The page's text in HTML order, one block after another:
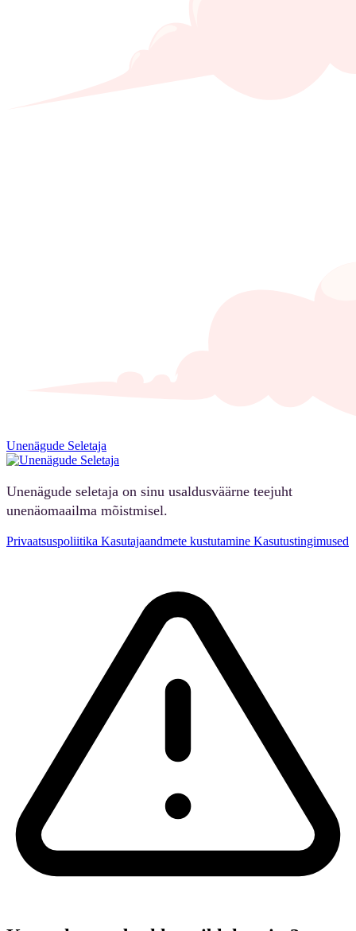
Unenägude Seletaja
Unenägude seletaja on sinu usaldusväärne teejuht
unenäomaailma mõistmisel.
Privaatsuspoliitika Kasutajaandmete kustutamine Kasutustingimused